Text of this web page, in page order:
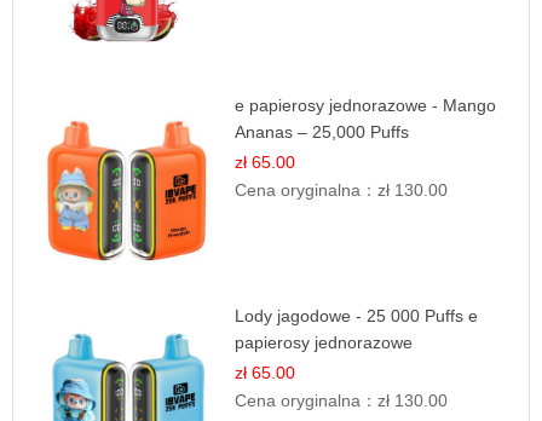
e papierosy jednorazowe - Mango
Ananas – 25,000 Puffs
zł 65.00
Cena oryginalna：zł 130.00
Lody jagodowe - 25 000 Puffs e
papierosy jednorazowe
zł 65.00
Cena oryginalna：zł 130.00